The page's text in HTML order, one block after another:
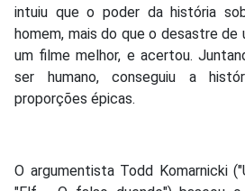
intuiu que o poder da história
homem, mais do que o desastre de
um filme melhor, e acertou.
ser humano, conseguiu a
proporções épicas.
O argumentista Todd Komarnicki